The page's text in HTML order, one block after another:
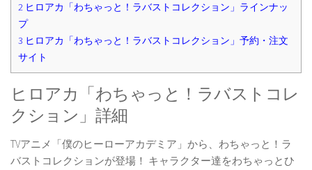
2 ヒロアカ「わちゃっと！ラバストコレクション」ラインナッ
プ
3 ヒロアカ「わちゃっと！ラバストコレクション」予約・注文
サイト
ヒロアカ「わちゃっと！ラバストコレ
クション」詳細
TVアニメ「僕のヒーローアカデミア」から、わちゃっと！ラ
バストコレクションが登場！ キャラクター達をわちゃっとひ